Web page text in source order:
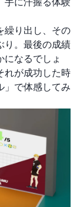
手に汗握る体験
繰り出し、その
り。最後の成績
になるでしょ
れが成功した時
」で体感してみ